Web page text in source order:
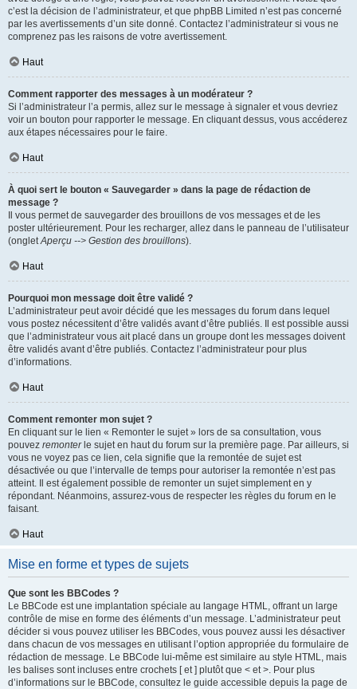
c’est la décision de l’administrateur, et que phpBB Limited n’est pas concerné
par les avertissements d’un site donné. Contactez l’administrateur si vous ne
comprenez pas les raisons de votre avertissement.
Haut
Comment rapporter des messages à un modérateur ?
Si l’administrateur l’a permis, allez sur le message à signaler et vous devriez
voir un bouton pour rapporter le message. En cliquant dessus, vous accéderez
aux étapes nécessaires pour le faire.
Haut
À quoi sert le bouton « Sauvegarder » dans la page de rédaction de
message ?
Il vous permet de sauvegarder des brouillons de vos messages et de les
poster ultérieurement. Pour les recharger, allez dans le panneau de l’utilisateur
(ongletAperçu --> Gestion des brouillons).
Haut
Pourquoi mon message doit être validé ?
L’administrateur peut avoir décidé que les messages du forum dans lequel
vous postez nécessitent d’être validés avant d’être publiés. Il est possible aussi
que l’administrateur vous ait placé dans un groupe dont les messages doivent
être validés avant d’être publiés. Contactez l’administrateur pour plus
d’informations.
Haut
Comment remonter mon sujet ?
En cliquant sur le lien « Remonter le sujet » lors de sa consultation, vous
pouvez remonterle sujet en haut du forum sur la première page. Par ailleurs, si
vous ne voyez pas ce lien, cela signifie que la remontée de sujet est
désactivée ou que l’intervalle de temps pour autoriser la remontée n’est pas
atteint. Il est également possible de remonter un sujet simplement en y
répondant. Néanmoins, assurez-vous de respecter les règles du forum en le
faisant.
Haut
Mise en forme et types de sujets
Que sont les BBCodes ?
Le BBCode est une implantation spéciale au langage HTML, offrant un large
contrôle de mise en forme des éléments d’un message. L’administrateur peut
décider si vous pouvez utiliser les BBCodes, vous pouvez aussi les désactiver
dans chacun de vos messages en utilisant l’option appropriée du formulaire de
rédaction de message. Le BBCode lui-même est similaire au style HTML, mais
les balises sont incluses entre crochets [ et ] plutôt que < et >. Pour plus
d’informations sur le BBCode, consultez le guide accessible depuis la page de